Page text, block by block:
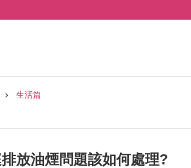
生活篇
放油煙問題該如何處理?